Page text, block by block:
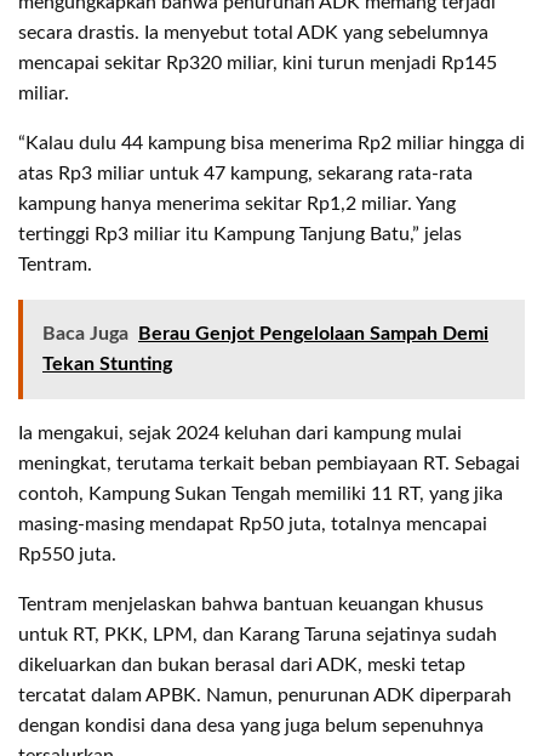
secara drastis. Ia menyebut total ADK yang sebelumnya
mencapai sekitar Rp320 miliar, kini turun menjadi Rp145
miliar.
“Kalau dulu 44 kampung bisa menerima Rp2 miliar hingga di
atas Rp3 miliar untuk 47 kampung, sekarang rata-rata
kampung hanya menerima sekitar Rp1,2 miliar. Yang
tertinggi Rp3 miliar itu Kampung Tanjung Batu,” jelas
Tentram.
Baca Juga
Berau Genjot Pengelolaan Sampah Demi
Tekan Stunting
Ia mengakui, sejak 2024 keluhan dari kampung mulai
meningkat, terutama terkait beban pembiayaan RT. Sebagai
contoh, Kampung Sukan Tengah memiliki 11 RT, yang jika
masing-masing mendapat Rp50 juta, totalnya mencapai
Rp550 juta.
Tentram menjelaskan bahwa bantuan keuangan khusus
untuk RT, PKK, LPM, dan Karang Taruna sejatinya sudah
dikeluarkan dan bukan berasal dari ADK, meski tetap
tercatat dalam APBK. Namun, penurunan ADK diperparah
dengan kondisi dana desa yang juga belum sepenuhnya